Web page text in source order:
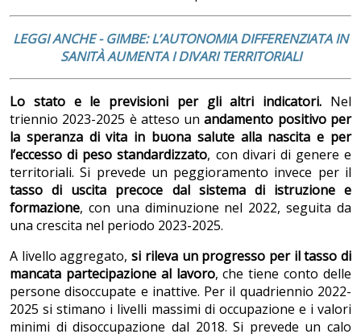
LEGGI ANCHE - GIMBE: L’AUTONOMIA DIFFERENZIATA IN
SANITÀ AUMENTA I DIVARI TERRITORIALI
Lo stato e le previsioni per gli altri indicatori. Nel
triennio 2023-2025 è atteso unandamento positivo per
la speranza di vita in buona salute alla nascita e per
l’eccesso di peso standardizzato, con divari di genere e
territoriali. Si prevede un peggioramento invece per il
tasso di uscita precoce dal sistema di istruzione e
formazione, con una diminuzione nel 2022, seguita da
una crescita nel periodo 2023-2025.
A livello aggregato,si rileva un progresso per il tasso di
mancata partecipazione al lavoro, che tiene conto delle
persone disoccupate e inattive. Per il quadriennio 2022-
2025 si stimano i livelli massimi di occupazione e i valori
minimi di disoccupazione dal 2018. Si prevede un calo